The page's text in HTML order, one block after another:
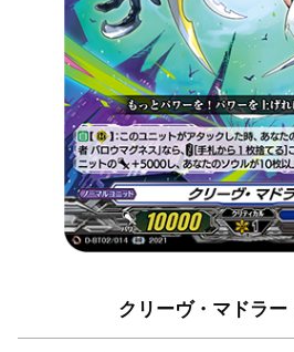
クリーヴ・マドラー